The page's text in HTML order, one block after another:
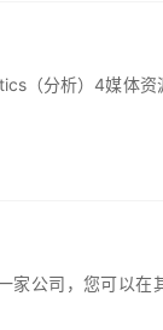
（分析）4媒体
公司，您可以在